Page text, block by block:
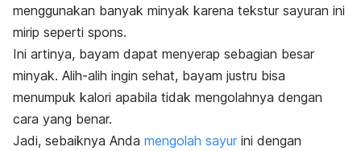
menggunakan banyak minyak karena tekstur sayuran ini
mirip seperti spons.
Ini artinya, bayam dapat menyerap sebagian besar
minyak. Alih-alih ingin sehat, bayam justru bisa
menumpuk kalori apabila tidak mengolahnya dengan
cara yang benar.
Jadi, sebaiknya Anda mengolah sayur ini dengan